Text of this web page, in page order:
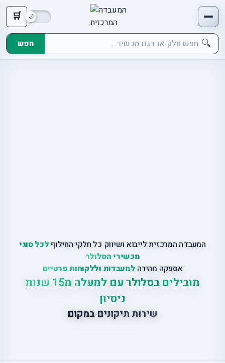
🛒
🔍 חפש
המעבדה המרכזית לייבוא ושיווק כל חלקי החילוףלכל סוגי
מכשירי הסלולר
אספקה מהירה למעבדות וללקוחות פרטיים
מובילים בסלולר עם למעלה מ15 שנות
ניסיון
שירות תיקונים במקום